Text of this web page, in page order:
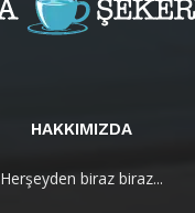
HAKKIMIZDA
Herşeyden biraz biraz...